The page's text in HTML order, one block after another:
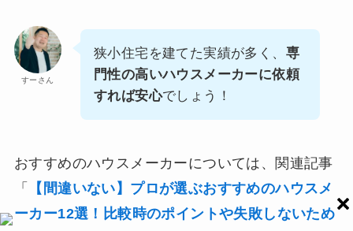
すーさん
狭小住宅を建てた実績が多く、 専
門性の高いハウスメーカーに依頼
すれば安心でしょう！
おすすめのハウスメーカーについては、関連記事
「
【間違いない】プロが選ぶおすすめのハウスメ
ーカー12選！比較時のポイントや失敗しないため